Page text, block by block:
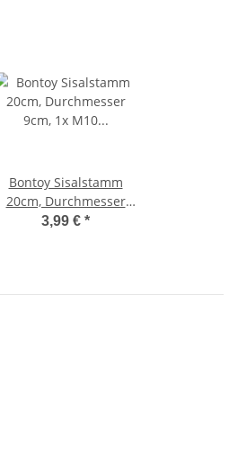
Bontoy Sisalstamm
20cm, Durchmesser
9cm, 1x M10
3,99 € *